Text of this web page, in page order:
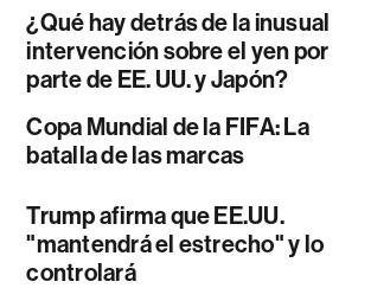
¿Qué hay detrás de la inusual
intervención sobre el yen por
parte de EE. UU. y Japón?
Copa Mundial de la FIFA: La
batalla de las marcas
Trump afirma que EE.UU.
"mantendrá el estrecho" y lo
controlará